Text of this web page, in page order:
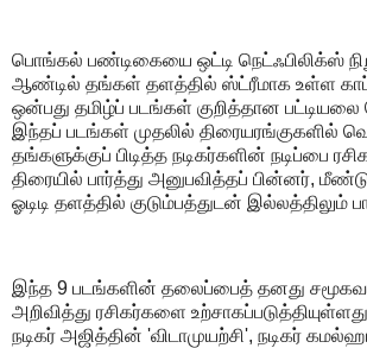
பொங்கல் பண்டிகையை ஒட்டி நெட்ஃபிலிக்ஸ்
ஆண்டில் தங்கள் தளத்தில் ஸ்ட்ரீமாக உள்ள
ஒன்பது தமிழ்ப் படங்கள் குறித்தான பட்டியலை
இந்தப் படங்கள் முதலில் திரையரங்குகளில்
தங்களுக்குப் பிடித்த நடிகர்களின் நடிப்பை
திரையில் பார்த்து அனுபவித்தப் பின்னர்,
ஓடிடி தளத்தில் குடும்பத்துடன் இல்லத்திலும்
இந்த 9 படங்களின் தலைப்பைத் தனது
அறிவித்து ரசிகர்களை
நடிகர் அஜித்தின் 'விடாமுயற்சி', நடிகர்